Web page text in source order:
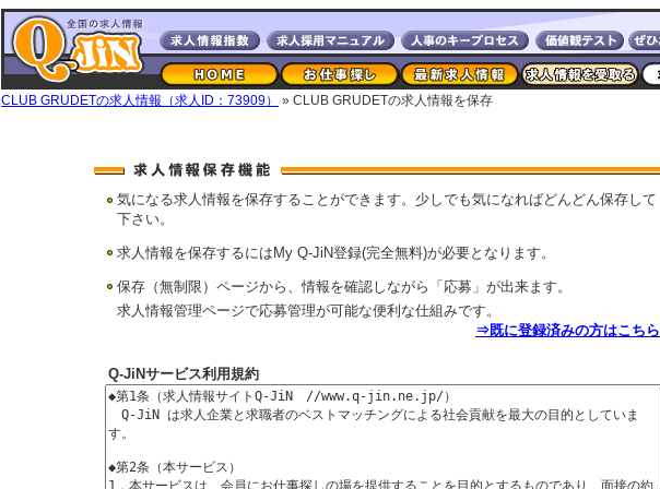
CLUB GRUDETの求人情報（求人ID：73909） » CLUB GRUDETの求人情報を保存
気になる求人情報を保存することができます。少しでも気になればどんどん保存して
下さい。
求人情報を保存するにはMy Q-JiN登録(完全無料)が必要となります。
保存（無制限）ページから、情報を確認しながら「応募」が出来ます。
求人情報管理ページで応募管理が可能な便利な仕組みです。
⇒既に登録済みの方はこちら
Q-JiNサービス利用規約